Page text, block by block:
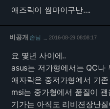
애즈락이 쌈마이구난....
비공개 손님 2016-08-29 08:08:17
요 몇년 사이에..
asus는 저가형에서는 QC나
애자락은 중저가형에서 기
msi는 중가형에서 품질이
기가는 아직도 리비젼장난